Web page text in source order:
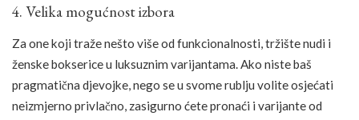
4. Velika mogućnost izbora
Za one koji traže nešto više od funkcionalnosti, tržište nudi i
ženske bokserice u luksuznim varijantama. Ako niste baš
pragmatična djevojke, nego se u svome rublju volite osjećati
neizmjerno privlačno, zasigurno ćete pronaći i varijante od